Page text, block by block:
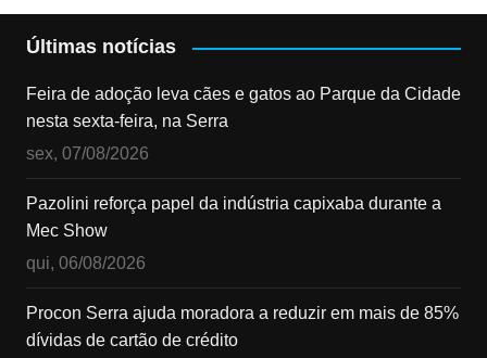
Últimas notícias
Feira de adoção leva cães e gatos ao Parque da Cidade
nesta sexta-feira, na Serra
sex, 07/08/2026
Pazolini reforça papel da indústria capixaba durante a
Mec Show
qui, 06/08/2026
Procon Serra ajuda moradora a reduzir em mais de 85%
dívidas de cartão de crédito